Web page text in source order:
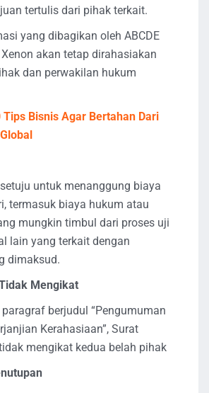
tertulis dari pihak terkait.
yang dibagikan oleh ABCDE
Xenon akan tetap dirahasiakan
dan perwakilan hukum
Tips Bisnis Agar Bertahan Dari
untuk menanggung biaya
termasuk biaya hukum atau
mungkin timbul dari proses uji
lain yang terkait dengan
dimaksud.
Mengikat
berjudul “Pengumuman
Kerahasiaan”, Surat
mengikat kedua belah pihak